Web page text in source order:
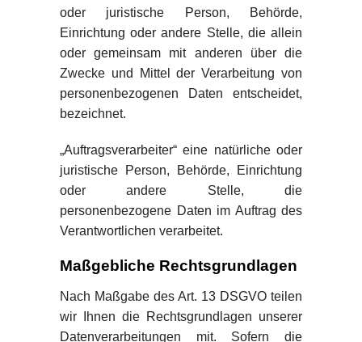
oder juristische Person, Behörde,
Einrichtung oder andere Stelle, die allein
oder gemeinsam mit anderen über die
Zwecke und Mittel der Verarbeitung von
personenbezogenen Daten entscheidet,
bezeichnet.
„Auftragsverarbeiter“ eine natürliche oder
juristische Person, Behörde, Einrichtung
oder andere Stelle, die
personenbezogene Daten im Auftrag des
Verantwortlichen verarbeitet.
Maßgebliche Rechtsgrundlagen
Nach Maßgabe des Art. 13 DSGVO teilen
wir Ihnen die Rechtsgrundlagen unserer
Datenverarbeitungen mit. Sofern die